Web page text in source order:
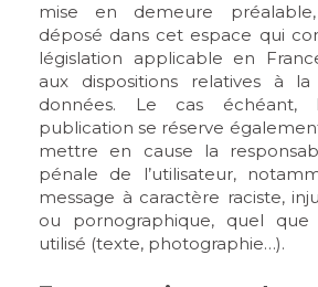
mise en demeure
déposé dans cet espace qui
législation applicable en
aux dispositions relatives à
données. Le cas échéant,
publication se réserve
mettre en cause la
pénale de l’utilisateur,
message à caractère raciste,
ou pornographique, quel
utilisé (texte, photographie…).